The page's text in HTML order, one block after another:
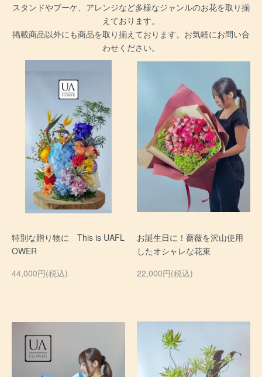
スタンドやブーケ、アレンジなど多様なジャンルのお花を取り揃
えております。
掲載商品以外にも商品を取り揃えております。お気軽にお問い合
わせください。
特別な贈り物に This is UAFL
OWER
44,000円(税込)
お誕生日に！薔薇を沢山使用
したオシャレな花束
22,000円(税込)